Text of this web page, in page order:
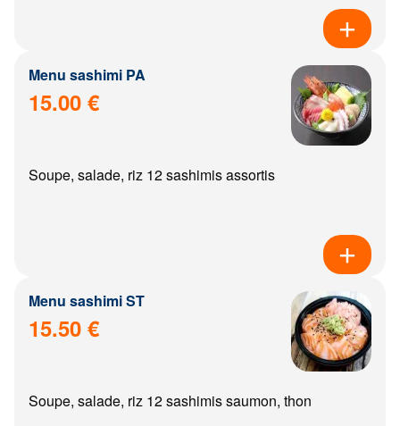
Menu sashimi PA
15.00 €
Soupe, salade, riz 12 sashimis assortis
Menu sashimi ST
15.50 €
Soupe, salade, riz 12 sashimis saumon, thon